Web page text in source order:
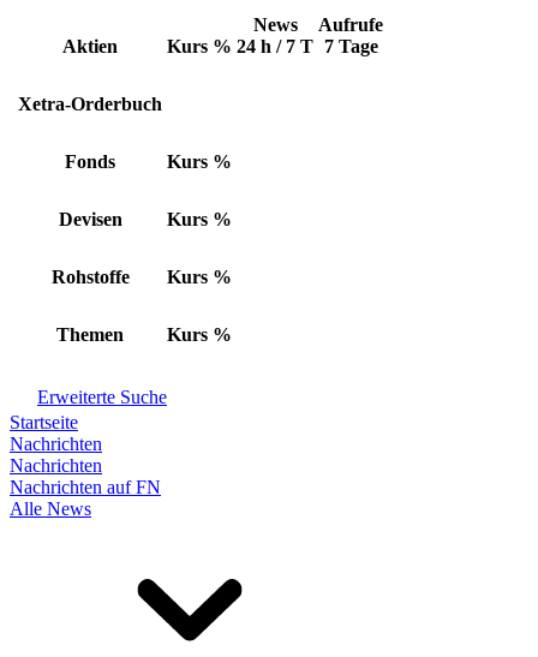
Aktien Kurs %
News
24 h / 7 T
Aufrufe
7 Tage
Xetra-Orderbuch
Fonds Kurs %
Devisen Kurs %
Rohstoffe Kurs %
Themen Kurs %
Erweiterte Suche
Startseite
Nachrichten
Nachrichten
Nachrichten auf FN
Alle News